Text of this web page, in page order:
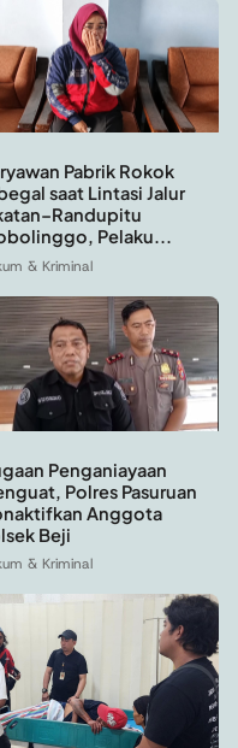
Pabrik Rokok
saat Lintasi Jalur
Pelaku...
& Kriminal
Penganiayaan
Polres Pasuruan
Anggota
Beji
& Kriminal